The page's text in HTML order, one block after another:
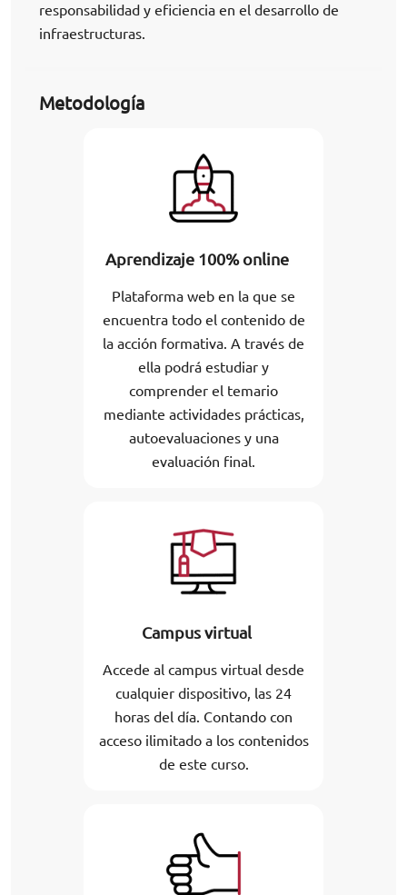
responsabilidad y eficiencia en el desarrollo de
infraestructuras.
Metodología
Aprendizaje 100% online
Plataforma web en la que se
encuentra todo el contenido de
la acción formativa. A través de
ella podrá estudiar y
comprender el temario
mediante actividades prácticas,
autoevaluaciones y una
evaluación final.
Campus virtual
Accede al campus virtual desde
cualquier dispositivo, las 24
horas del día. Contando con
acceso ilimitado a los contenidos
de este curso.